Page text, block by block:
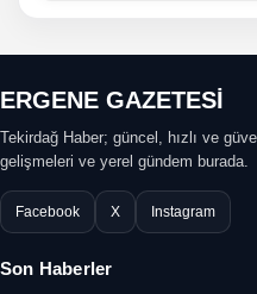
ERGENE GAZETESİ
Tekirdağ Haber; güncel, hızlı ve
gelişmeleri ve yerel gündem burada.
Facebook X Instagram
Son Haberler